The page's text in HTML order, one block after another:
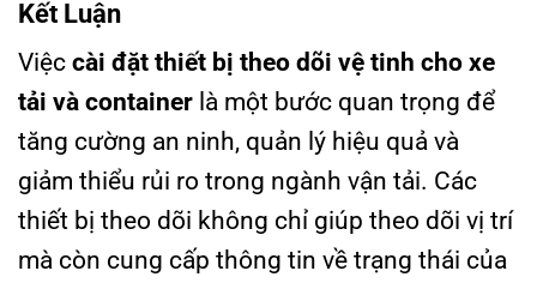
Kết Luận
Việc cài đặt thiết bị theo dõi vệ tinh cho xe
tải và container là một bước quan trọng để
tăng cường an ninh, quản lý hiệu quả và
giảm thiểu rủi ro trong ngành vận tải. Các
thiết bị theo dõi không chỉ giúp theo dõi vị trí
mà còn cung cấp thông tin về trạng thái của